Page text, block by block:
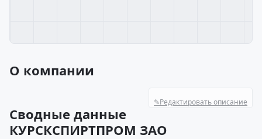
О компании
✎Редактировать описание
Сводные данные
КУРСКСПИРТПРОМ ЗАО